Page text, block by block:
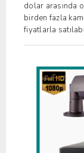
dolar arasında
birden fazla
fiyatlarla